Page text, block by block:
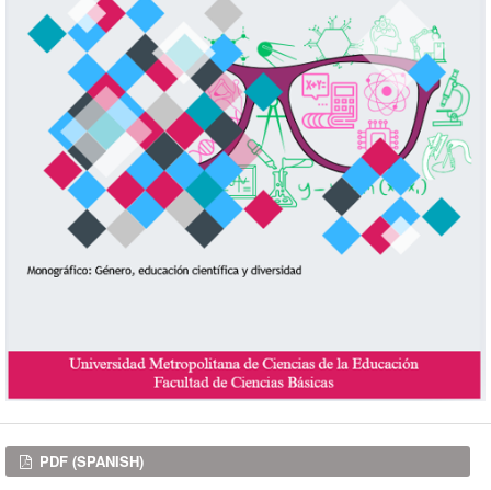
Downloads
PDF (SPANISH)